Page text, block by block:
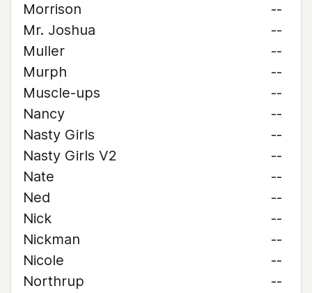
Morrison
--
Mr. Joshua
--
Muller
--
Murph
--
Muscle-ups
--
Nancy
--
Nasty Girls
--
Nasty Girls V2
--
Nate
--
Ned
--
Nick
--
Nickman
--
Nicole
--
Northrup
--